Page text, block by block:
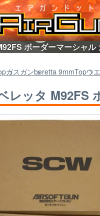
ボーダーマーシャ
ガスガンberetta 9mmTopウ
レッタ M92FS